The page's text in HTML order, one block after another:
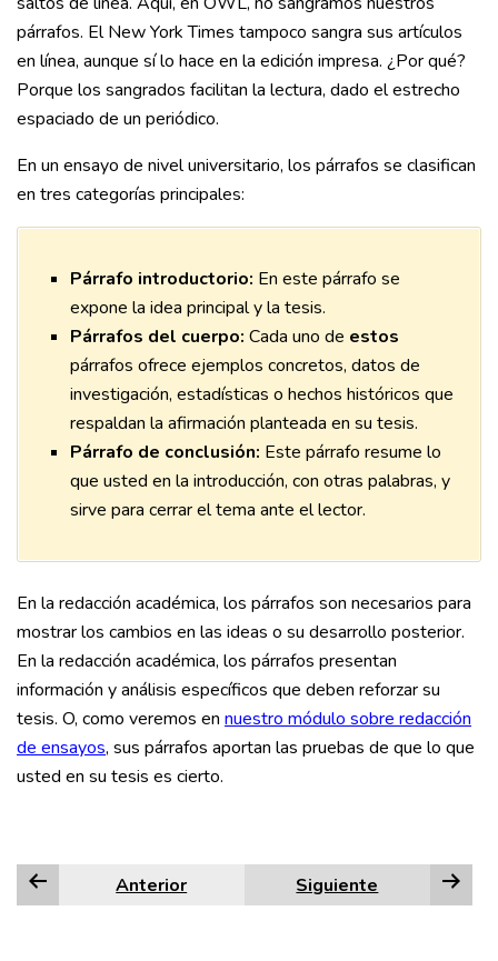
párrafos. El New York Times tampoco sangra sus artículos
en línea, aunque sí lo hace en la edición impresa. ¿Por qué?
Porque los sangrados facilitan la lectura, dado el estrecho
espaciado de un periódico.
En un ensayo de nivel universitario, los párrafos se clasifican
en tres categorías principales:
Párrafo introductorio: En este párrafo se
expone la idea principal y la tesis.
Párrafos del cuerpo: Cada uno de estos
párrafos ofrece ejemplos concretos, datos de
investigación, estadísticas o hechos históricos que
respaldan la afirmación planteada en su tesis.
Párrafo de conclusión: Este párrafo resume lo
que usted en la introducción, con otras palabras, y
sirve para cerrar el tema ante el lector.
En la redacción académica, los párrafos son necesarios para
mostrar los cambios en las ideas o su desarrollo posterior.
En la redacción académica, los párrafos presentan
información y análisis específicos que deben reforzar su
tesis. O, como veremos en nuestro módulo sobre redacción
de ensayos, sus párrafos aportan las pruebas de que lo que
usted en su tesis es cierto.
Anterior Siguiente